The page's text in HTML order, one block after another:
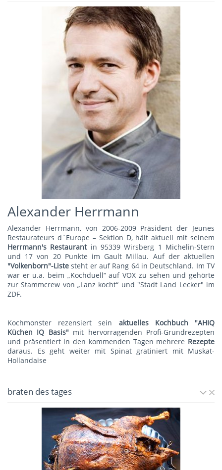
Alexander Herrmann
Alexander Herrmann, von 2006-2009 Präsident der Jeunes
Restaurateurs d´Europe – Sektion D, hält aktuell mit seinem
Herrmann's Restaurant in 95339 Wirsberg 1 Michelin-Stern
und 17 von 20 Punkte im Gault Millau. Auf der aktuellen
"Volkenborn"-Liste steht er auf Rang 64 in Deutschland. Im TV
war er u.a. beim „Kochduell“ auf VOX zu sehen und gehörte
zur Stammcrew von „Lanz kocht“ und "Stadt Land Lecker" im
ZDF.
Kochmonster rezensiert sein aktuelles Kochbuch "AHIQ
Küchen IQ Basis" mit hervorragenden Profi-Grundrezepten
und präsentiert in den kommenden Tagen mehrere Rezepte
daraus. Es geht weiter mit Spinat gratiniert mit Muskat-
Hollandaise
braten des tages